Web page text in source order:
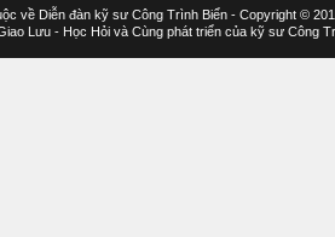
về Diễn đàn kỹ sư Công Trình Biển - Copyright ©
Lưu - Học Hỏi và Cùng phát triển của kỹ sư Công